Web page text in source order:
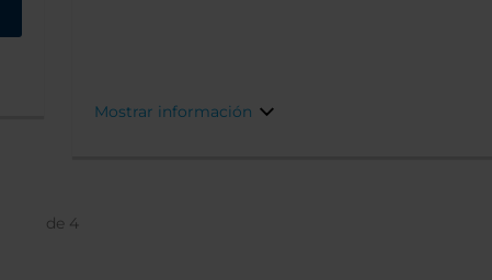
establecimientos como Galeries Lafayette, Quartier
Mostrar información
de 4